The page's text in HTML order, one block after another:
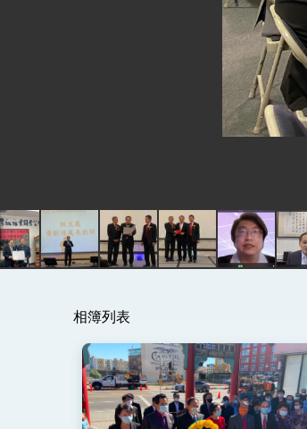
外交部長林佳龍接見美
臺美經貿談判獲階段性
卓揆：臺美關稅談判階
外交部與數位發展部攜
民調顯示多數國人滿意
總統主持「守護民主台
賴總統就職演說影片
總統重要談話
相簿列表